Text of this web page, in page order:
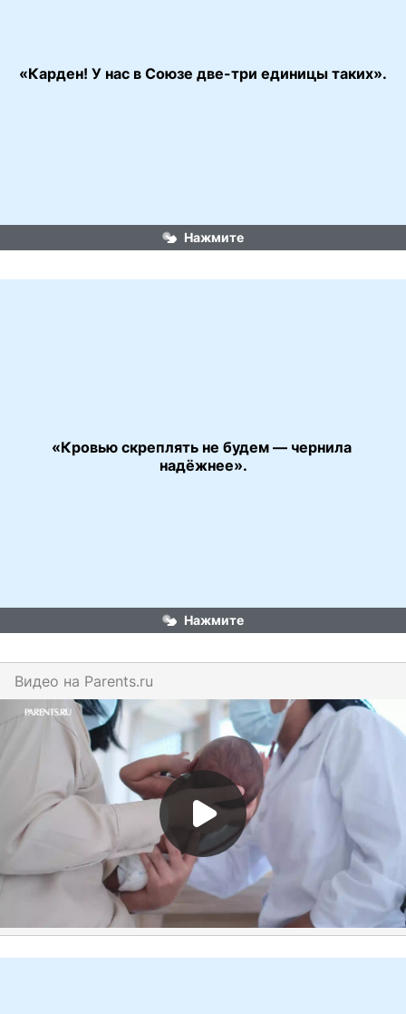
«Карден! У нас в Союзе две-три единицы таких».
Нажмите
«Самая обаятельная и привлекательная»
«Кровью скреплять не будем — чернила
надёжнее».
Нажмите
«Чародеи»
Видео на parents.ru